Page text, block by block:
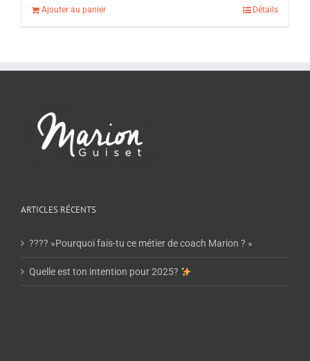
Ajouter au panier Détails
ARTICLES RÉCENTS
???? »Pourquoi fais-tu ce métier de coach Marion ? »
Quelle est ton intention pour 2025?